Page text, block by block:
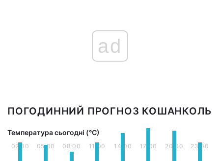
ad
ПОГОДИННИЙ ПРОГНОЗ КОШАНКОЛЬ
Температура сьогодні (°С)
02:00 05:00 08:00 11:00 14:00 17:00 20:00 23:00